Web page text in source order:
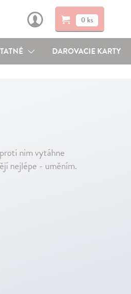
0 ks
DAROVACIE KARTY
nim vytáhne
nejlépe - uměním.